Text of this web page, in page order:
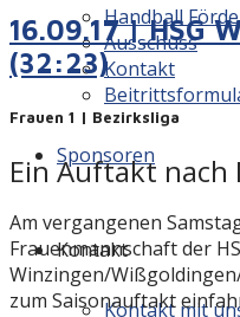
Handball
Ausschuss
Kontakt
Sponsoren
Kontakt
Kontakt mit
16.09.17 | HSG
(32:23)
Frauen 1 | Bezirksliga
Ein Auftakt nach
Am vergangenen
Frauenmannschaft der
Winzingen/
zum Saisonauftakt